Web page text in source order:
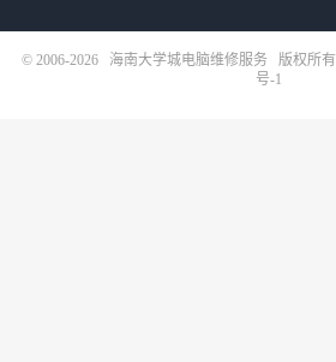
© 2006-2026 海南大学城电脑维修服务 版权所有
号-1